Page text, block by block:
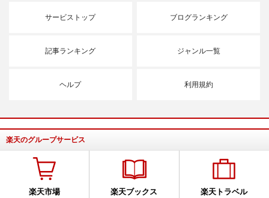
サービストップ ブログランキング
記事ランキング ジャンル一覧
ヘルプ 利用規約
楽天のグループサービス
楽天市場 楽天ブックス 楽天トラベル